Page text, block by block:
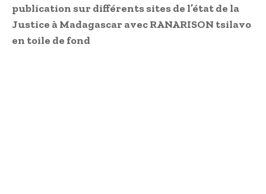
publication sur différents sites de l’état de la
Justice à Madagascar avec RANARISON tsilavo
en toile de fond